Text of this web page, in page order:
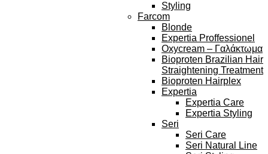
Styling
Farcom
Blonde
Expertia Proffessionel
Oxycream – Γαλάκτωμα
Bioproten Brazilian Hair
Straightening Treatment
Bioproten Hairplex
Expertia
Expertia Care
Expertia Styling
Seri
Seri Care
Seri Natural Line